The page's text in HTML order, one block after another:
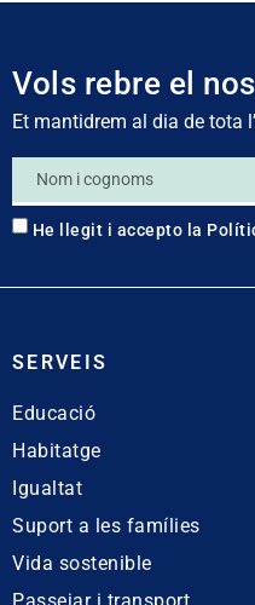
Vols rebre el
Et mantidrem al dia de tota
He llegit i accepto la
SERVEIS
Educació
Habitatge
Igualtat
Suport a les famílies
Vida sostenible